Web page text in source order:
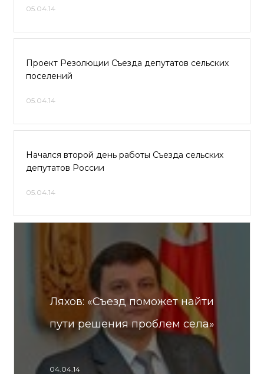
05.04.14
Проект Резолюции Съезда депутатов сельских
поселений
05.04.14
Начался второй день работы Съезда сельских
депутатов России
05.04.14
Ляхов: «Съезд поможет найти
пути решения проблем села»
04.04.14